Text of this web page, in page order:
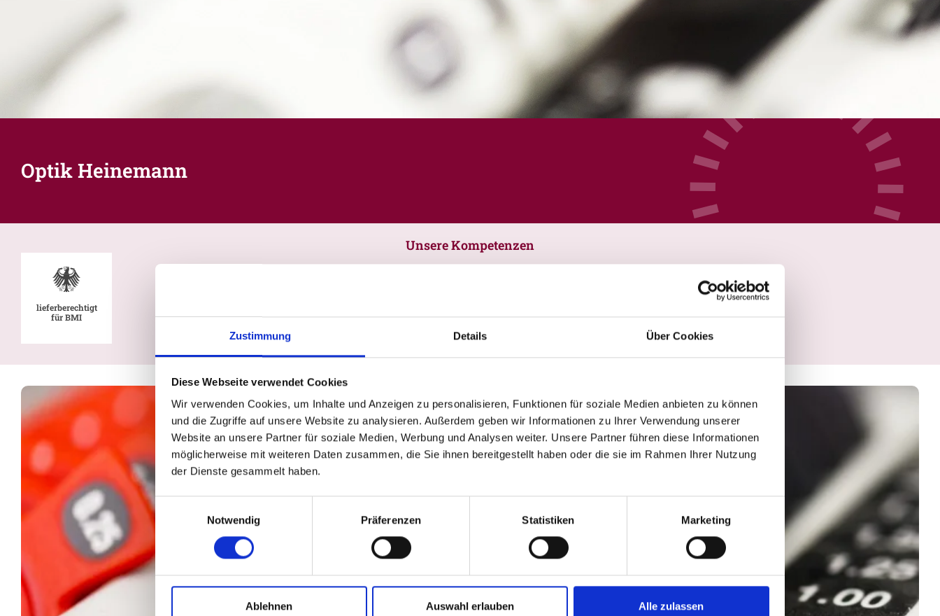
Zustimmung Details Über Cookies
Diese Webseite verwendet Cookies
Wir verwenden Cookies, um Inhalte und Anzeigen zu personalisieren, Funktionen für soziale Medien anbieten zu können
und die Zugriffe auf unsere Website zu analysieren. Außerdem geben wir Informationen zu Ihrer Verwendung unserer
Website an unsere Partner für soziale Medien, Werbung und Analysen weiter. Unsere Partner führen diese Informationen
möglicherweise mit weiteren Daten zusammen, die Sie ihnen bereitgestellt haben oder die sie im Rahmen Ihrer Nutzung
der Dienste gesammelt haben.
Einwilligungsauswahl
Notwendig
Präferenzen Statistiken Marketing
Ablehnen Auswahl erlauben Alle zulassen
Optik Heinemann
Unsere Kompetenzen
lieferberechtigt
für BMI